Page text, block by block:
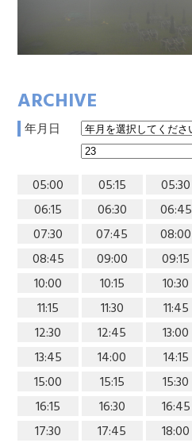
ARCHIVE
年月日
05:00 05:15 05:30
06:15
06:30 06:45
07:30
07:45 08:00
08:45
09:00 09:15
10:00
10:15 10:30
11:15
11:30 11:45
12:30
12:45 13:00
13:45
14:00 14:15
15:00
15:15 15:30
16:15
16:30 16:45
17:30
17:45 18:00